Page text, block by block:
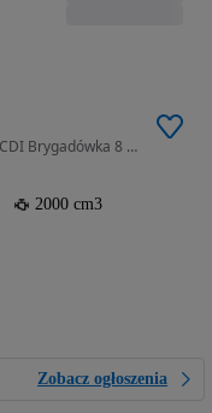
2000 cm3 • 170 KM • Mercedes Sprinter 317CDI Brygadówka 8 osób nr17
2000 cm3
Zobacz ogłoszenia